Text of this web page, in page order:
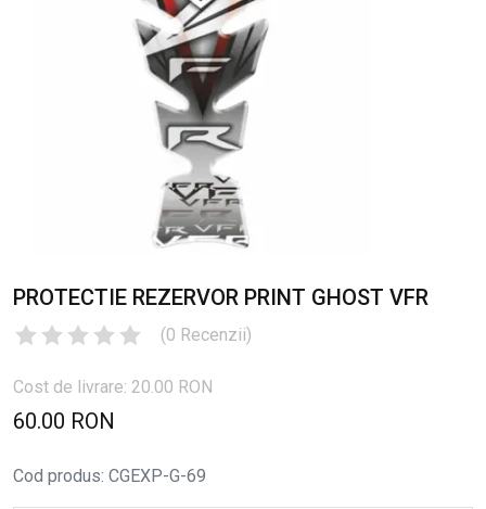
PROTECTIE REZERVOR PRINT GHOST VFR
(0 Recenzii)
Cost de livrare: 20.00 RON
60.00 RON
Cod produs: CGEXP-G-69